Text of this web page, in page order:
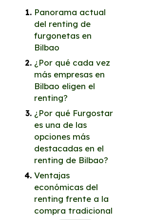
Panorama actual
del renting de
furgonetas en
Bilbao
¿Por qué cada vez
más empresas en
Bilbao eligen el
renting?
¿Por qué Furgostar
es una de las
opciones más
destacadas en el
renting de Bilbao?
Ventajas
económicas del
renting frente a la
compra tradicional